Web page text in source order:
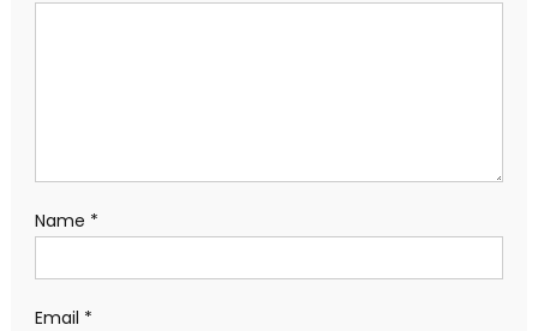
Name *
Email *